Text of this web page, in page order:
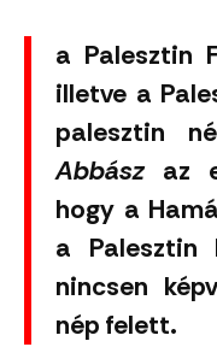
a Palesztin
illetve a
palesztin
Abbászaz
hogy a
a Palesztin
nincsen
nép felett.